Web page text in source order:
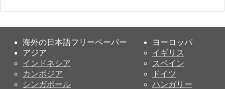
海外の日本語フリーペーパー
アジア
インドネシア
カンボジア
シンガポール
ヨーロッパ
イギリス
スペイン
ドイツ
ハンガリー